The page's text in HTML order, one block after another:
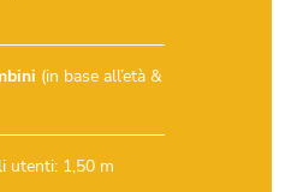
(in base all’età &
utenti: 1,50 m